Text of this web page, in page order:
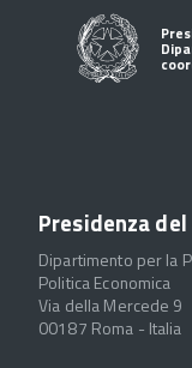
Presidenza
Dipartimento per la
Politica Economica
Via della Mercede 9
00187 Roma - Italia